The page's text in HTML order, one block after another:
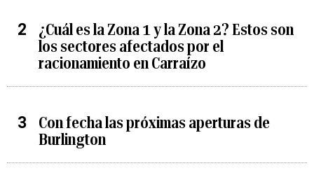
¿Cuál es la Zona 1 y la Zona 2? Estos son
los sectores afectados por el
racionamiento en Carraízo
Con fecha las próximas aperturas de
Burlington